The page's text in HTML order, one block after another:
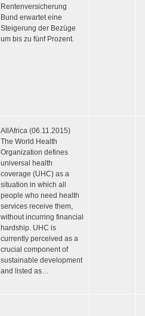
Rentenversicherung
Bund erwartet eine
Steigerung der Bezüge
um bis zu fünf Prozent.
AllAfrica (06.11.2015)
The World Health
Organization defines
universal health
coverage (UHC) as a
situation in which all
people who need health
services receive them,
without incurring financial
hardship. UHC is
currently perceived as a
crucial component of
sustainable development
and listed as…